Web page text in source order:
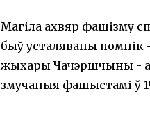
Магіла ахвяр фашізму
быў усталяваны помнік
жыхары Чачэршчыны -
змучаныя фашыстамі ў